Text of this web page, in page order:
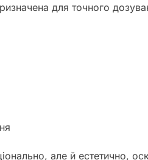
для точного
але й естетично,